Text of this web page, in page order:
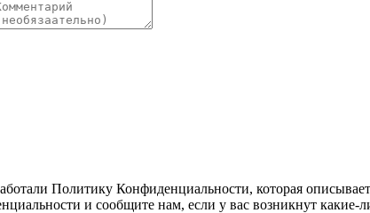
Политику Конфиденциальности, которая
и сообщите нам, если у вас возникнут какие-